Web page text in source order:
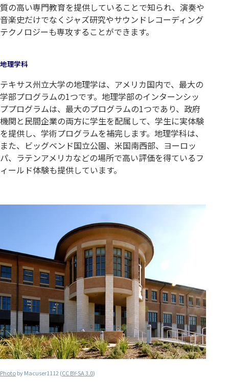
質の高い専門教育を提供していることで知られ、演奏や
音楽史だけでなくジャズ研究やサウンドレコーディング
テクノロジーも専攻することができます。
地理学科
テキサス州立大学の地理学は、アメリカ国内で、最大の
学部プログラムの1つです。地理学部のインターンシッ
ププログラムは、最大のプログラムの1つであり、政府
機関と民間企業の両方に学生を配属して、学生に実体験
を提供し、学術プログラムを補完します。地理学科は、
また、ビッグベンド国立公園、米国南西部、ヨーロッ
パ、ラテンアメリカなどの場所で高い評価を得ているフ
ィールド体験も提供しています。
Photoby Macuser1112 (CC BY-SA 3.0)